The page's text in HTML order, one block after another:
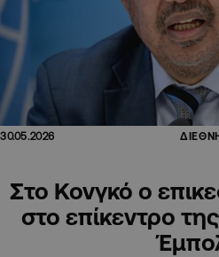
30.05.2026 ΔΙΕΘΝΗ
Στο Κονγκό ο
στο επίκεντρο